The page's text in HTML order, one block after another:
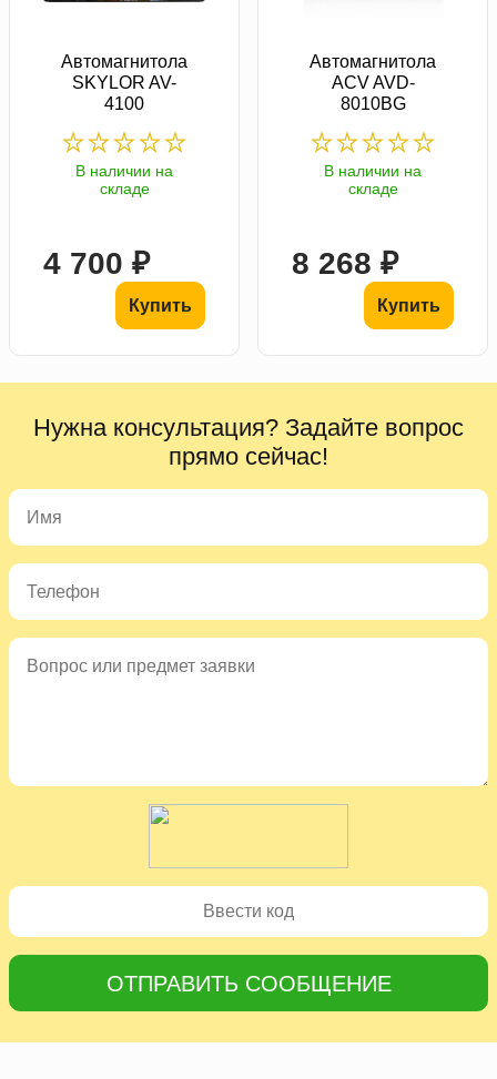
Автомагнитола
SKYLOR AV-
4100
В наличии на
складе
4 700 ₽
Купить
Автомагнитола
ACV AVD-
8010BG
В наличии на
складе
8 268 ₽
Купить
Нужна консультация? Задайте вопрос
прямо сейчас!
ОТПРАВИТЬ СООБЩЕНИЕ